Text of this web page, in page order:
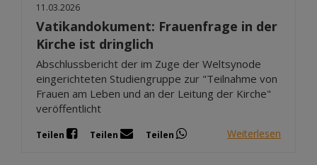
11.03.2026
Vatikandokument: Frauenfrage in der
Kirche ist dringlich
Abschlussbericht der im Zuge der Weltsynode
eingerichteten Studiengruppe zur "Teilnahme von
Frauen am Leben und an der Leitung der Kirche"
veröffentlicht
Teilen Teilen Teilen Weiterlesen